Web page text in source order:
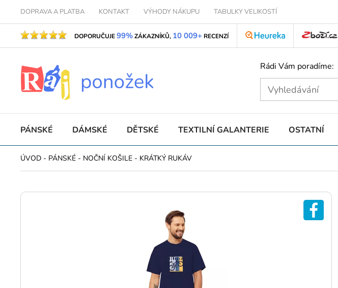
DOPRAVA A PLATBA KONTAKT VÝHODY NÁKUPU TABULKY VELIKOSTÍ
DOPORUČUJE99%ZÁKAZNÍKŮ, 10 009+ RECENZÍ
Rádi Vám poradíme:
PÁNSKÉ DÁMSKÉ DĚTSKÉ TEXTILNÍ GALANTERIE OSTATNÍ
ÚVOD - PÁNSKÉ - NOČNÍ KOŠILE - KRÁTKÝ RUKÁV